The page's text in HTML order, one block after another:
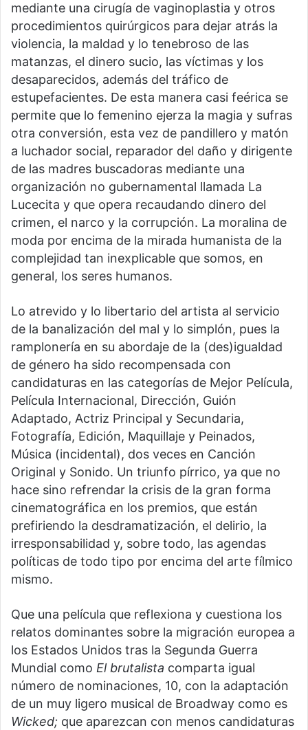
mediante una cirugía de vaginoplastia y otros
procedimientos quirúrgicos para dejar atrás la
violencia, la maldad y lo tenebroso de las
matanzas, el dinero sucio, las víctimas y los
desaparecidos, además del tráfico de
estupefacientes. De esta manera casi feérica se
permite que lo femenino ejerza la magia y sufras
otra conversión, esta vez de pandillero y matón
a luchador social, reparador del daño y dirigente
de las madres buscadoras mediante una
organización no gubernamental llamada La
Lucecita y que opera recaudando dinero del
crimen, el narco y la corrupción. La moralina de
moda por encima de la mirada humanista de la
complejidad tan inexplicable que somos, en
general, los seres humanos.
Lo atrevido y lo libertario del artista al servicio
de la banalización del mal y lo simplón, pues la
ramplonería en su abordaje de la (des)igualdad
de género ha sido recompensada con
candidaturas en las categorías de Mejor Película,
Película Internacional, Dirección, Guión
Adaptado, Actriz Principal y Secundaria,
Fotografía, Edición, Maquillaje y Peinados,
Música (incidental), dos veces en Canción
Original y Sonido. Un triunfo pírrico, ya que no
hace sino refrendar la crisis de la gran forma
cinematográfica en los premios, que están
prefiriendo la desdramatización, el delirio, la
irresponsabilidad y, sobre todo, las agendas
políticas de todo tipo por encima del arte fílmico
mismo.
Que una película que reflexiona y cuestiona los
relatos dominantes sobre la migración europea a
los Estados Unidos tras la Segunda Guerra
Mundial como El brutalista comparta igual
número de nominaciones, 10, con la adaptación
de un muy ligero musical de Broadway como es
Wicked; que aparezcan con menos candidaturas